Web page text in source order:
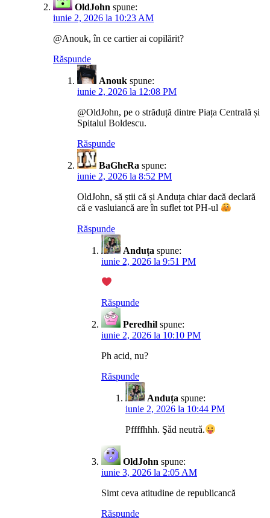
OldJohn spune:
iunie 2, 2026 la 10:23 AM
@Anouk, în ce cartier ai copilărit?
Răspunde
Anouk spune:
iunie 2, 2026 la 12:08 PM
@OldJohn, pe o străduță dintre Piața Centrală și
Spitalul Boldescu.
Răspunde
BaGheRa spune:
iunie 2, 2026 la 8:52 PM
OldJohn, să știi că și Anduța chiar dacă declară
că e vasluiancă are în suflet tot PH-ul
Răspunde
Anduța spune:
iunie 2, 2026 la 9:51 PM
Răspunde
Peredhil spune:
iunie 2, 2026 la 10:10 PM
Ph acid, nu?
Răspunde
Anduța spune:
iunie 2, 2026 la 10:44 PM
Pffffhhh. Şǎd neutrǎ.
OldJohn spune:
iunie 3, 2026 la 2:05 AM
Simt ceva atitudine de republicancă
Răspunde